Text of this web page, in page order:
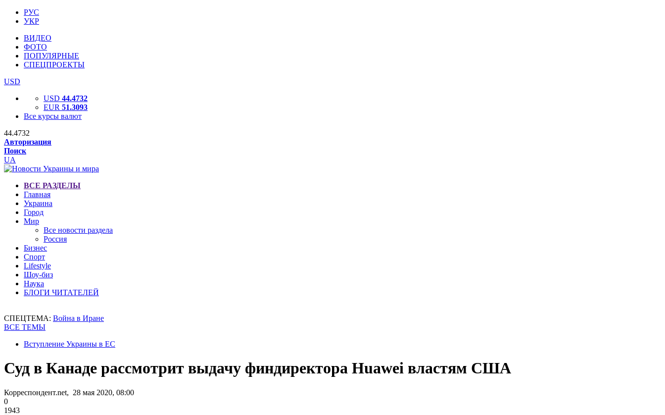
РУС
УКР
ВИДЕО
ФОТО
ПОПУЛЯРНЫЕ
СПЕЦПРОЕКТЫ
USD
USD 44.4732
EUR 51.3093
Все курсы валют
44.4732
Авторизация
Поиск
UA
ВСЕ РАЗДЕЛЫ
Главная
Украина
Город
Мир
Все новости раздела
Россия
Бизнес
Спорт
Lifestyle
Шоу-биз
Наука
БЛОГИ ЧИТАТЕЛЕЙ
СПЕЦТЕМА: Война в Иране
ВСЕ ТЕМЫ
Вступление Украины в ЕС
Суд в Канаде рассмотрит выдачу финдиректора Huawei властям США
Корреспондент.net, 28 мая 2020, 08:00
0
1943